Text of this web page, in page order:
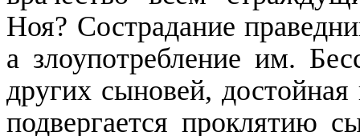
Ноя? Сострадание
а злоупотребление им.
других сыновей,
подвергается проклятию